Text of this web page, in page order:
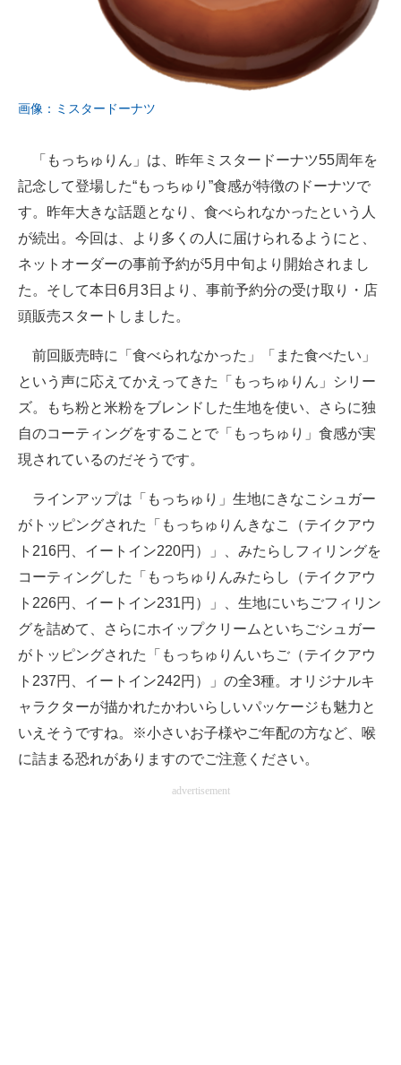
画像：ミスタードーナツ
「もっちゅりん」は、昨年ミスタードーナツ55周年を
記念して登場した“もっちゅり”食感が特徴のドーナツで
す。昨年大きな話題となり、食べられなかったという人
が続出。今回は、より多くの人に届けられるようにと、
ネットオーダーの事前予約が5月中旬より開始されまし
た。そして本日6月3日より、事前予約分の受け取り・店
頭販売スタートしました。
前回販売時に「食べられなかった」「また食べたい」
という声に応えてかえってきた「もっちゅりん」シリー
ズ。もち粉と米粉をブレンドした生地を使い、さらに独
自のコーティングをすることで「もっちゅり」食感が実
現されているのだそうです。
ラインアップは「もっちゅり」生地にきなこシュガー
がトッピングされた「もっちゅりんきなこ（テイクアウ
ト216円、イートイン220円）」、みたらしフィリングを
コーティングした「もっちゅりんみたらし（テイクアウ
ト226円、イートイン231円）」、生地にいちごフィリン
グを詰めて、さらにホイップクリームといちごシュガー
がトッピングされた「もっちゅりんいちご（テイクアウ
ト237円、イートイン242円）」の全3種。オリジナルキ
ャラクターが描かれたかわいらしいパッケージも魅力と
いえそうですね。※小さいお子様やご年配の方など、喉
に詰まる恐れがありますのでご注意ください。
advertisement